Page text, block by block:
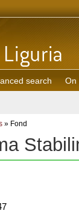
search On
» Fond